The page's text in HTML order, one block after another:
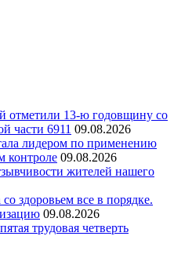
отметили 13-ю годовщину со
части 6911 09.08.2026
лидером по применению
контроле 09.08.2026
жителей нашего
здоровьем все в порядке.
09.08.2026
трудовая четверть